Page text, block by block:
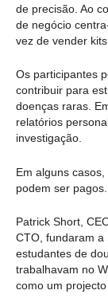
de precisão. Ao
de negócio
vez de vender
Os participantes
contribuir para
doenças raras.
relatórios
investigação.
Em alguns
podem ser pagos.
Patrick Short,
CTO, fundaram a
estudantes de
trabalhavam no
como um